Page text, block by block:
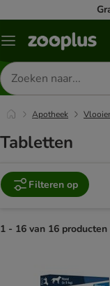
Menu
Zoeken
naar
producten
Apotheek
Tabletten
Filteren op
1 - 16 van 16 producten